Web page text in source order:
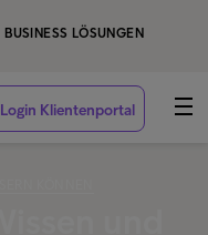
BUSINESS LÖSUNGEN
Login Klientenportal